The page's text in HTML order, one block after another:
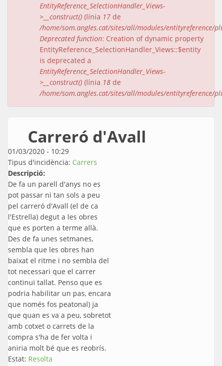
EntityReference_SelectionHandler_Views-
>__construct() (línia 17 de
/home/som.angles.cat/sites/all/modules/entityreference/
Deprecated function: Creation of dynamic property
EntityReference_SelectionHandler_Views::$entity
is deprecated a
EntityReference_SelectionHandler_Views-
>__construct() (línia 18 de
/home/som.angles.cat/sites/all/modules/entityreference/
Carreró d'Avall
01/03/2020 - 10:29
Tipus d'incidència: Carrers
Descripció:
De fa un parell d'anys no es
pot passar ni tan sols a peu
pel carreró d'Avall (el de ca
l'Estrella) degut a les obres
que es porten a terme allà.
Des de fa unes setmanes,
sembla que les obres han
baixat el ritme i no sembla del
tot necessari que el carrer
continuï tallat. Penso que es
podria habilitar un pas, encara
que només fos peatonal) ja
que quan es va a peu, sobretot
amb cotxet o carrets de la
compra s'ha de fer volta i
aniria molt bé que es reobrís.
Estat: Resolta